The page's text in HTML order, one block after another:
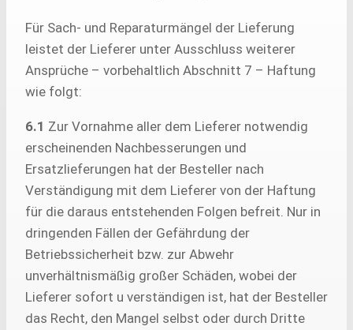
Für Sach- und Reparaturmängel der Lieferung
leistet der Lieferer unter Ausschluss weiterer
Ansprüche – vorbehaltlich Abschnitt 7 – Haftung
wie folgt:
6.1 Zur Vornahme aller dem Lieferer notwendig
erscheinenden Nachbesserungen und
Ersatzlieferungen hat der Besteller nach
Verständigung mit dem Lieferer von der Haftung
für die daraus entstehenden Folgen befreit. Nur in
dringenden Fällen der Gefährdung der
Betriebssicherheit bzw. zur Abwehr
unverhältnismäßig großer Schäden, wobei der
Lieferer sofort u verständigen ist, hat der Besteller
das Recht, den Mangel selbst oder durch Dritte